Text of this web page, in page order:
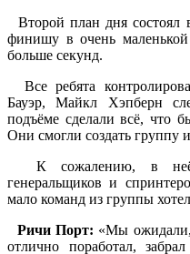
Второй план дня состоял
финишу в очень
больше секунд.
Все ребята
Бауэр, Майкл Хэпберн
подъёме сделали всё, что
Они смогли создать группу
К сожалению, в неё
генеральщиков и
мало команд из группы
Ричи Порт: «Мы ожидали,
отлично поработал,